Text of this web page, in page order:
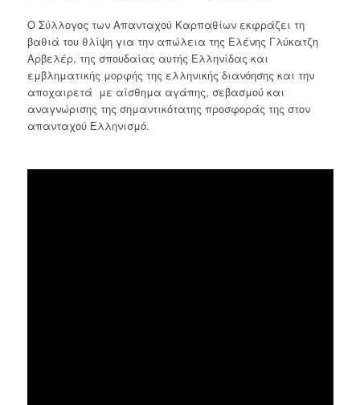
Ο Σύλλογος των Απανταχού Καρπαθίων εκφράζει τη
βαθιά του θλίψη για την απώλεια της Ελένης Γλύκατζη
Αρβελέρ, της σπουδαίας αυτής Ελληνίδας και
εμβληματικής μορφής της ελληνικής διανόησης και την
αποχαιρετά με αίσθημα αγάπης, σεβασμού και
αναγνώρισης της σημαντικότατης προσφοράς της στον
απανταχού Ελληνισμό.